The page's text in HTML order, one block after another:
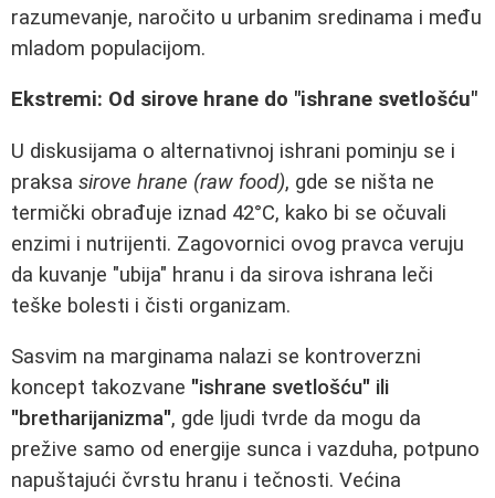
razumevanje, naročito u urbanim sredinama i među
mladom populacijom.
Ekstremi: Od sirove hrane do "ishrane svetlošću"
U diskusijama o alternativnoj ishrani pominju se i
praksa sirove hrane (raw food), gde se ništa ne
termički obrađuje iznad 42°C, kako bi se očuvali
enzimi i nutrijenti. Zagovornici ovog pravca veruju
da kuvanje "ubija" hranu i da sirova ishrana leči
teške bolesti i čisti organizam.
Sasvim na marginama nalazi se kontroverzni
koncept takozvane "ishrane svetlošću" ili
"bretharijanizma", gde ljudi tvrde da mogu da
prežive samo od energije sunca i vazduha, potpuno
napuštajući čvrstu hranu i tečnosti. Većina